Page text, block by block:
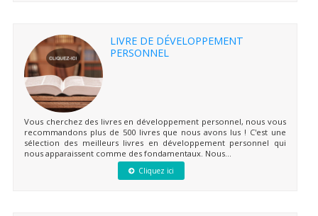
LIVRE DE DÉVELOPPEMENT
PERSONNEL
Vous cherchez des livres en développement personnel, nous vous
recommandons plus de 500 livres que nous avons lus ! C'est une
sélection des meilleurs livres en développement personnel qui
nous apparaissent comme des fondamentaux. Nous...
Cliquez ici